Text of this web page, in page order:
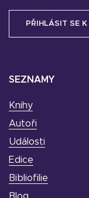
SEZNAMY
Knihy
Autoři
Události
Edice
Bibliofilie
Blog